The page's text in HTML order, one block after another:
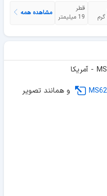
قطر
19 میلیمتر
مشاهده همه
و همانند تصویر